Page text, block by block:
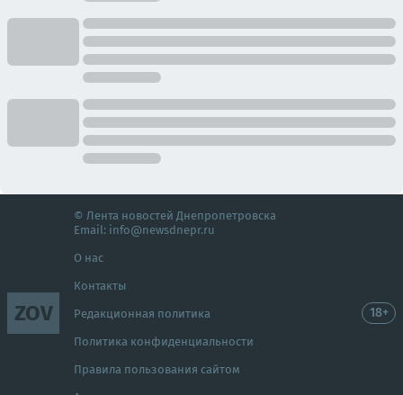
ZOV
© Лента новостей Днепропетровска
Email: info@newsdnepr.ru
О нас
Контакты
Редакционная политика
Политика конфиденциальности
Правила пользования сайтом
18+